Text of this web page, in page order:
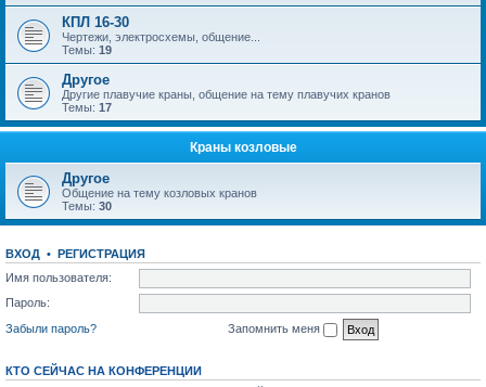
КПЛ 16-30
Чертежи, электросхемы, общение...
Темы: 19
Другое
Другие плавучие краны, общение на тему плавучих кранов
Темы: 17
Краны козловые
Другое
Общение на тему козловых кранов
Темы: 30
ВХОД • РЕГИСТРАЦИЯ
Имя пользователя:
Пароль:
Забыли пароль?
Запомнить меня
КТО СЕЙЧАС НА КОНФЕРЕНЦИИ